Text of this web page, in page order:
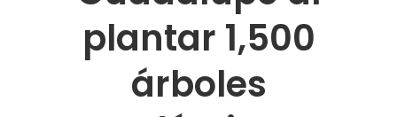
plantar 1,500
árboles